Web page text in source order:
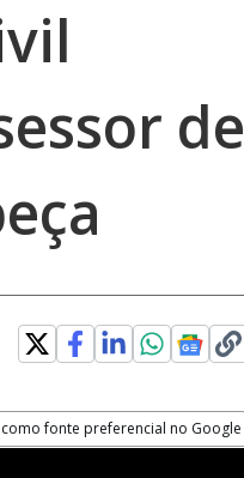
de
fonte preferencial no Google